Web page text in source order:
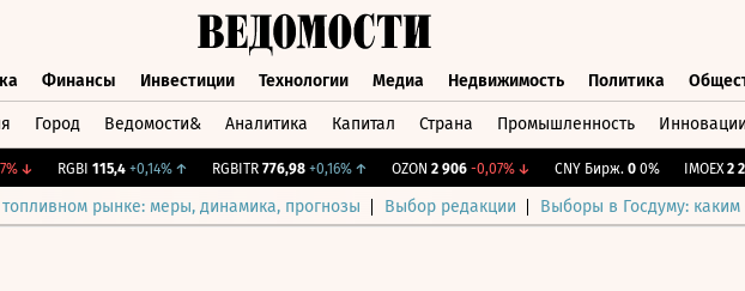
Финансы Инвестиции Технологии Медиа Недвижимость Политика
Город Ведомости& Аналитика Капитал Страна Промышленность
↓ RGBI 115,4 +0,14%↑ RGBITR 776,98 +0,16%↑ OZON 2 906 -0,07%↓ CNY Бирж. 0 0% IMOEX 2
рынке: меры, динамика, прогнозы Выбор редакции Выборы в Госдуму: